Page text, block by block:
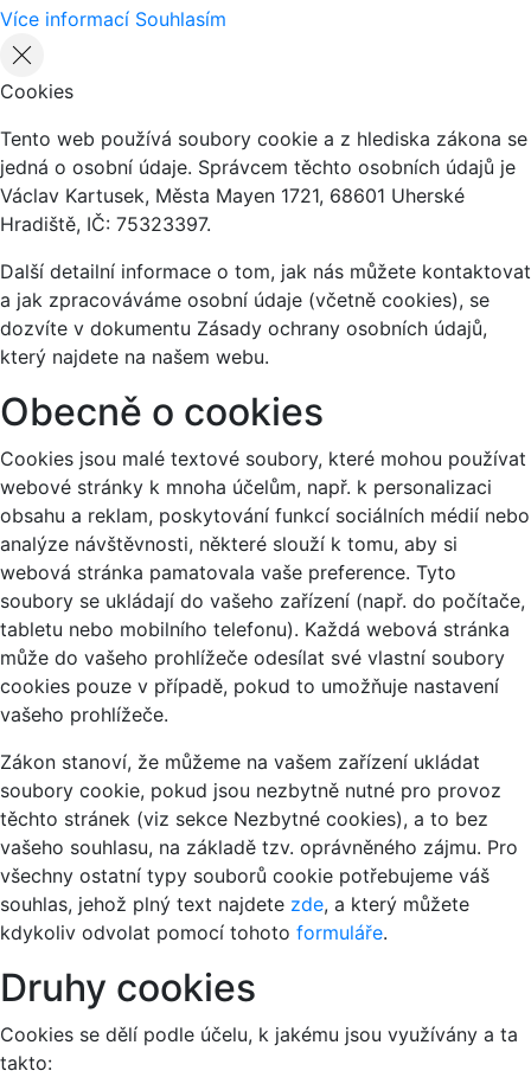
Více informací Souhlasím
Cookies
Tento web používá soubory cookie a z hlediska zákona se
jedná o osobní údaje. Správcem těchto osobních údajů je
Václav Kartusek, Města Mayen 1721, 68601 Uherské
Hradiště, IČ: 75323397.
Další detailní informace o tom, jak nás můžete kontaktovat
a jak zpracováváme osobní údaje (včetně cookies), se
dozvíte v dokumentu Zásady ochrany osobních údajů,
který najdete na našem webu.
Obecně o cookies
Cookies jsou malé textové soubory, které mohou používat
webové stránky k mnoha účelům, např. k personalizaci
obsahu a reklam, poskytování funkcí sociálních médií nebo
analýze návštěvnosti, některé slouží k tomu, aby si
webová stránka pamatovala vaše preference. Tyto
soubory se ukládají do vašeho zařízení (např. do počítače,
tabletu nebo mobilního telefonu). Každá webová stránka
může do vašeho prohlížeče odesílat své vlastní soubory
cookies pouze v případě, pokud to umožňuje nastavení
vašeho prohlížeče.
Zákon stanoví, že můžeme na vašem zařízení ukládat
soubory cookie, pokud jsou nezbytně nutné pro provoz
těchto stránek (viz sekce Nezbytné cookies), a to bez
vašeho souhlasu, na základě tzv. oprávněného zájmu. Pro
všechny ostatní typy souborů cookie potřebujeme váš
souhlas, jehož plný text najdete zde, a který můžete
kdykoliv odvolat pomocí tohoto formuláře.
Druhy cookies
Cookies se dělí podle účelu, k jakému jsou využívány a ta
takto: